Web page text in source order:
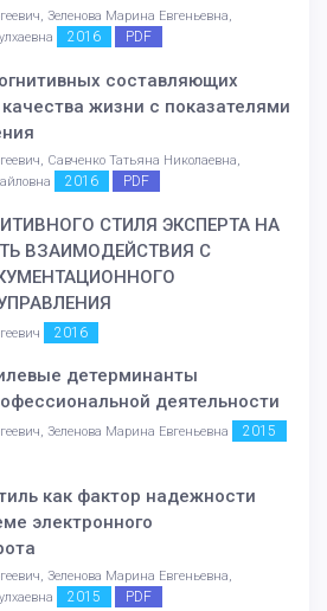
Зеленова Марина Евгеньевна,
2016 PDF
составляющих
качества жизни с показателями
Савченко Татьяна Николаевна,
2016 PDF
СТИЛЯ ЭКСПЕРТА НА
ВЗАИМОДЕЙСТВИЯ С
2016
детерминанты
деятельности
Зеленова Марина Евгеньевна
2015
как фактор надежности
электронного
Зеленова Марина Евгеньевна,
2015 PDF